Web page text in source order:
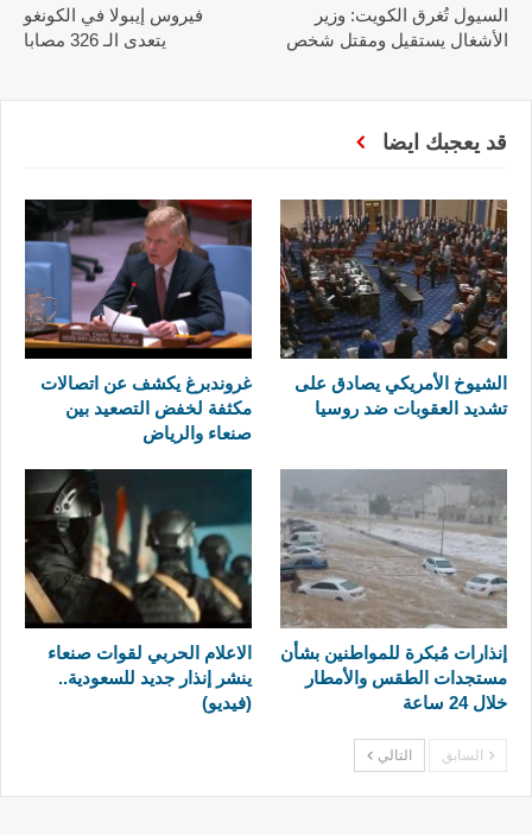
السيول تُغرق الكويت: وزير
الأشغال يستقيل ومقتل شخص
فيروس إيبولا في الكونغو
يتعدى الـ 326 مصابا
قد يعجبك ايضا
الشيوخ الأمريكي يصادق على
تشديد العقوبات ضد روسيا
غروندبرغ يكشف عن اتصالات
مكثفة لخفض التصعيد بين
صنعاء والرياض
إنذارات مُبكرة للمواطنين بشأن
مستجدات الطقس والأمطار
خلال 24 ساعة
الاعلام الحربي لقوات صنعاء
ينشر إنذار جديد للسعودية..
(فيديو)
السابق التالي